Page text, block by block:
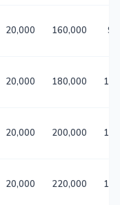
20,000 160,000
20,000 180,000
20,000 200,000
20,000 220,000